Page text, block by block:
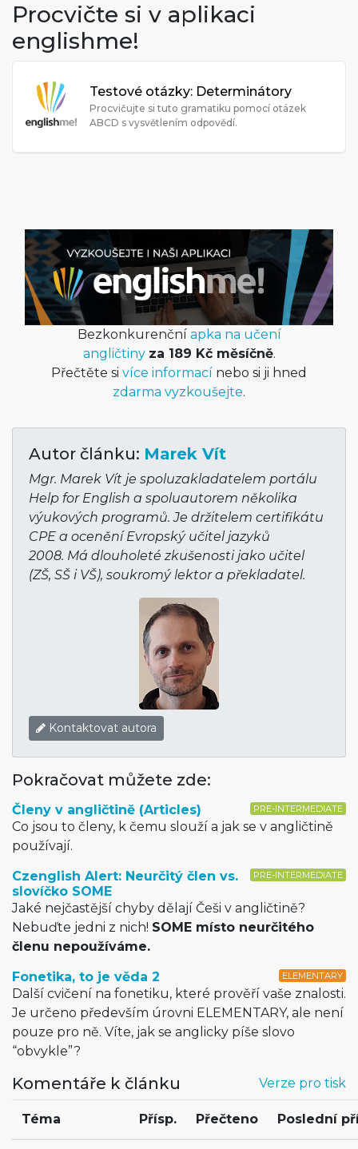
Procvičte si v aplikaci
englishme!
Testové otázky: Determinátory
Procvičujte si tuto gramatiku pomocí otázek
ABCD s vysvětlením odpovědí.
Bezkonkurenční apka na učení
angličtiny za 189 Kč měsíčně.
Přečtěte si více informací nebo si ji hned
zdarma vyzkoušejte.
Autor článku: Marek Vít
Mgr. Marek Vít je spoluzakladatelem portálu
Help for English a spoluautorem několika
výukových programů. Je držitelem certifikátu
CPE a ocenění Evropský učitel jazyků
2008. Má dlouholeté zkušenosti jako učitel
(ZŠ, SŠ i VŠ), soukromý lektor a překladatel.
Kontaktovat autora
Pokračovat můžete zde:
PRE-INTERMEDIATE
Členy v angličtině (Articles)
Co jsou to členy, k čemu slouží a jak se v angličtině
používají.
PRE-INTERMEDIATE
Czenglish Alert: Neurčitý člen vs.
slovíčko SOME
Jaké nejčastější chyby dělají Češi v angličtině?
Nebuďte jedni z nich! SOME místo neurčitého
členu nepoužíváme.
ELEMENTARY
Fonetika, to je věda 2
Další cvičení na fonetiku, které prověří vaše znalosti.
Je určeno především úrovni ELEMENTARY, ale není
pouze pro ně. Víte, jak se anglicky píše slovo
“obvykle”?
Verze pro tisk
Komentáře k článku
Téma Přísp. Přečteno Poslední